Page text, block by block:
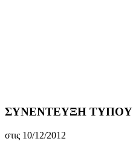
ΣΥΝΕΝΤΕΥΞΗ ΤΥΠΟΥ
στις 10/12/2012